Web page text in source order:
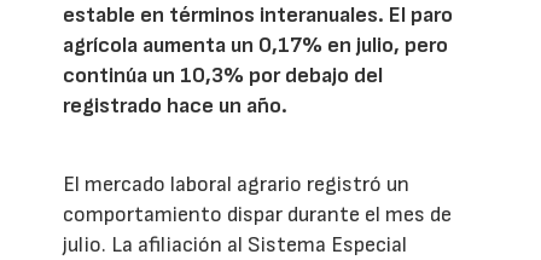
estable en términos interanuales. El paro
agrícola aumenta un 0,17% en julio, pero
continúa un 10,3% por debajo del
registrado hace un año.
El mercado laboral agrario registró un
comportamiento dispar durante el mes de
julio. La afiliación al Sistema Especial